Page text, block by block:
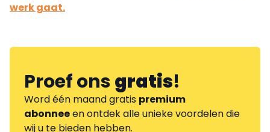
werk gaat.
Proef onsgratis!
Word één maand gratis premium
abonneeen ontdek alle unieke voordelen die
wij u te bieden hebben.